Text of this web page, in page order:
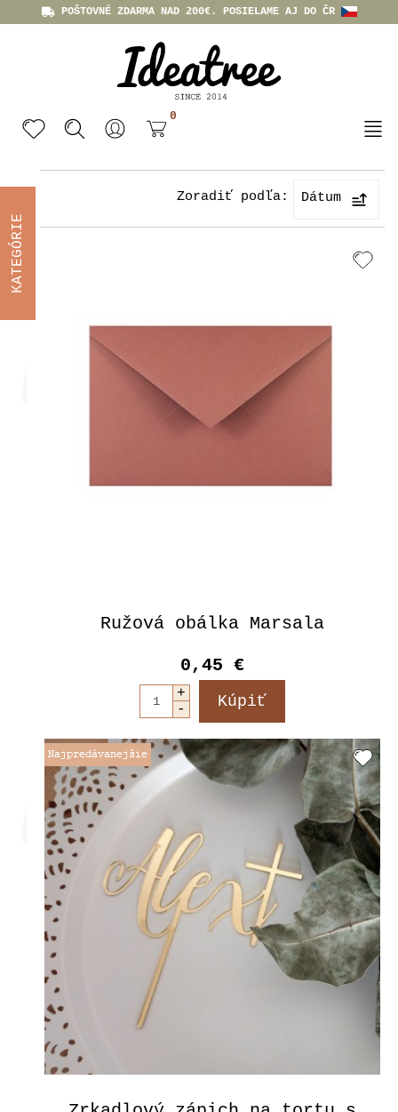
POŠTOVNÉ ZDARMA NAD 200€. POSIELAME AJ DO ČR
0
Zoradiť podľa: Dátum
Ružová obálka Marsala
0,45 €
KATEGÓRIE